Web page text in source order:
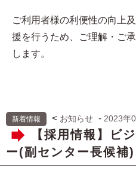
ご利用者様の利便性の向上
援を行うため、ご理解・ご
します。
新着情報 < お知らせ - 2023年
【採用情報】ビ
ー(副センター⻑候補)